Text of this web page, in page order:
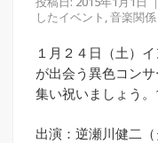
したイベント ,音楽関係
１月２４日（土）
が出会う異色コン
集い祝いましょう
出演：逆瀬川健二